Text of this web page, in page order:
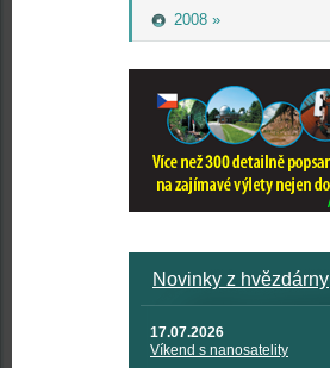
2008 »
Novinky z hvězdárny
17.07.2026
Víkend s nanosatelity